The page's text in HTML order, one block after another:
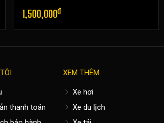
1,500,000đ
thanh toán
XEM THÊM
Xe hơi
Xe du lịch